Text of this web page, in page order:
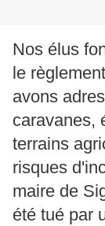
Nos élus
le
avons
caravanes,
terrains
risques
maire de
été tué par